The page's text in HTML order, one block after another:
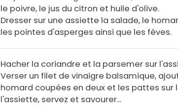
le poivre, le jus du citron et huile d'olive.
Dresser sur une assiette la salade, le
les pointes d'asperges ainsi que les fèves.
Hacher la coriandre et la parsemer sur
Verser un filet de vinaigre balsamique,
homard coupées en deux et les pattes sur
l'assiette, servez et savourer...